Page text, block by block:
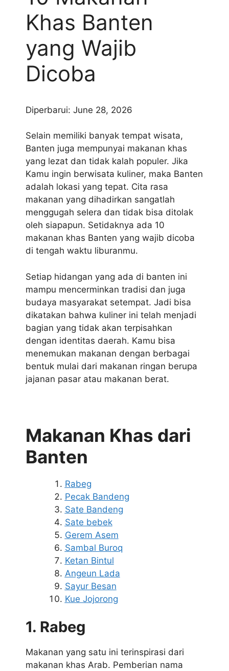
Khas Banten
yang Wajib
Dicoba
Diperbarui: June 28, 2026
Selain memiliki banyak tempat wisata,
Banten juga mempunyai makanan khas
yang lezat dan tidak kalah populer. Jika
Kamu ingin berwisata kuliner, maka Banten
adalah lokasi yang tepat. Cita rasa
makanan yang dihadirkan sangatlah
menggugah selera dan tidak bisa ditolak
oleh siapapun. Setidaknya ada 10
makanan khas Banten yang wajib dicoba
di tengah waktu liburanmu.
Setiap hidangan yang ada di banten ini
mampu mencerminkan tradisi dan juga
budaya masyarakat setempat. Jadi bisa
dikatakan bahwa kuliner ini telah menjadi
bagian yang tidak akan terpisahkan
dengan identitas daerah. Kamu bisa
menemukan makanan dengan berbagai
bentuk mulai dari makanan ringan berupa
jajanan pasar atau makanan berat.
Makanan Khas dari
Banten
Rabeg
Pecak Bandeng
Sate Bandeng
Sate bebek
Gerem Asem
Sambal Buroq
Ketan Bintul
Angeun Lada
Sayur Besan
Kue Jojorong
1. Rabeg
Makanan yang satu ini terinspirasi dari
makanan khas Arab. Pemberian nama